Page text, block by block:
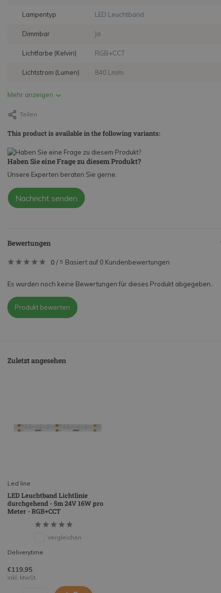
Lampentyp LED Leuchtband
Dimmbar Ja
Lichtfarbe (Kelvin) RGB+CCT
Lichtstrom (Lumen) 840 Lm/m
Mehr anzeigen
Teilen
This product is available in the following variants:
Haben Sie eine Frage zu diesem Produkt?
Unsere Experten beraten Sie gerne.
Nachricht senden
Bewertungen
0 / 5 Basiert auf 0 Kundenbewertungen
Es wurden noch keine Bewertungen für dieses Produkt abgegeben..
Produkt bewerten
Zuletzt angesehen
Led line
LED Leuchtband Lichtlinie
durchgehend - 5m 24V 16W pro
Meter - RGB+CCT
Vergleichen
Deliverytime
€119,95
inkl. MwSt.